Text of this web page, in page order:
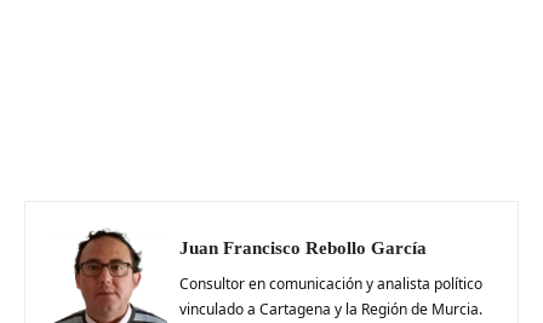
Juan Francisco Rebollo García
Consultor en comunicación y analista político
vinculado a Cartagena y la Región de Murcia.